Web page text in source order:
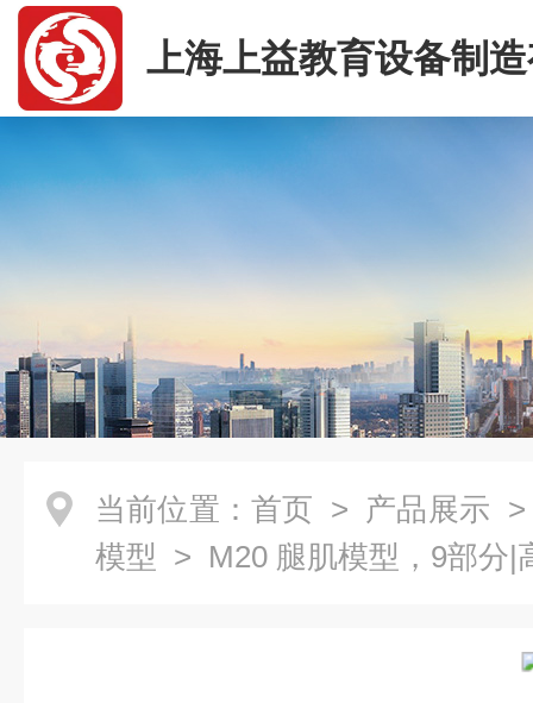
上海上益教育设备制
司
当前位置： 首页 > 产品展示
模型 > M20 腿肌模型，9部分|